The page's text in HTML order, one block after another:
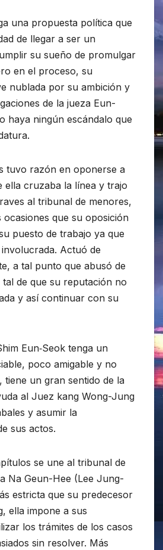
una propuesta política que
de llegar a ser un
su sueño de promulgar
en el proceso, su
nublada por su ambición y
de la jueza Eun-
haya ningún escándalo que
tuvo razón en oponerse a
ella cruzaba la línea y trajo
al tribunal de menores,
que su oposición
puesto de trabajo ya que
Actuó de
a tal punto que abusó de
de que su reputación no
y así continuar con su
Eun‑Seok tenga un
poco amigable y no
tiene un gran sentido de la
al Juez kang Wong-Jung
y asumir la
sus actos.
se une al tribunal de
Na Geun-Hee (Lee Jung-
estricta que su predecesor
ella impone a sus
los trámites de los casos
sin resolver. Más